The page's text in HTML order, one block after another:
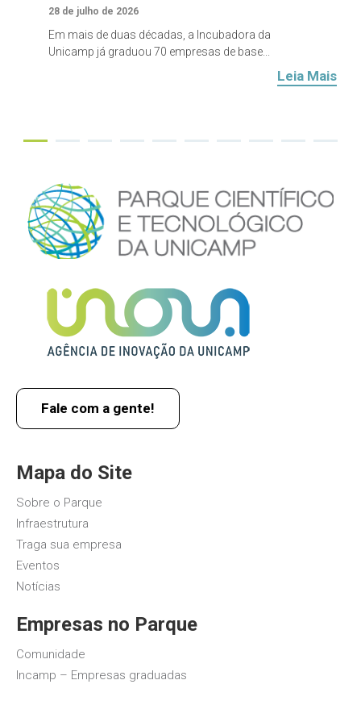
28 de julho de 2026
Em mais de duas décadas, a Incubadora da
Unicamp já graduou 70 empresas de base...
Leia Mais
Fale com a gente!
Mapa do Site
Sobre o Parque
Infraestrutura
Traga sua empresa
Eventos
Notícias
Empresas no Parque
Comunidade
Incamp – Empresas graduadas